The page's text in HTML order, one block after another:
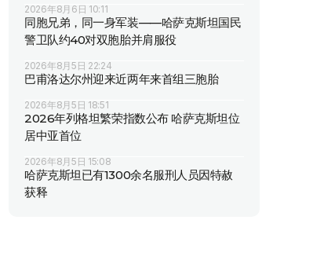
2026年8月6日 10:11
同胞兄弟，同一身军装——哈萨克斯坦国民
警卫队约40对双胞胎并肩服役
2026年8月5日 22:24
巴甫洛达尔州迎来近两年来首组三胞胎
2026年8月5日 18:51
2026年列格坦繁荣指数公布 哈萨克斯坦位
居中亚首位
2026年8月5日 15:08
哈萨克斯坦已有1300余名服刑人员因特赦
获释